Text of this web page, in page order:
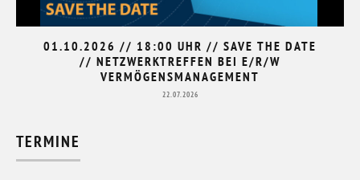
01.10.2026 // 18:00 UHR // SAVE THE DATE
// NETZWERKTREFFEN BEI E/R/W
VERMÖGENSMANAGEMENT
22.07.2026
TERMINE